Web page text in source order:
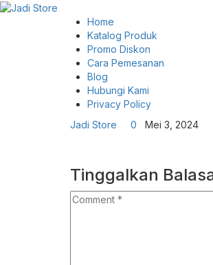
Home
Katalog Produk
Promo Diskon
Cara Pemesanan
Blog
Hubungi Kami
Privacy Policy
Jadi Store
0 Mei 3, 2024
Tinggalkan